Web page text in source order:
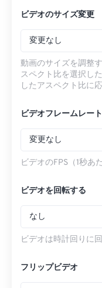
ビデオのサイズ変更
変更なし
動画のサイズを調整
スペクト比を選択し
したアスペクト比に
ビデオフレームレート
変更なし
ビデオのFPS（1秒あ
ビデオを回転する
なし
ビデオは時計回りに
フリップビデオ